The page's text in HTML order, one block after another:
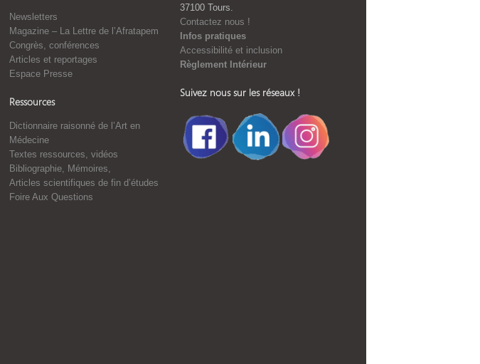
Newsletters
Magazine – La Lettre de l’Afratapem
Congrès, conférences
Articles et reportages
Espace Presse
Ressources
Dictionnaire raisonné de l’Art en
Médecine
Textes ressources, vidéos
Bibliographie, Mémoires,
Articles scientifiques de fin d’études
Foire Aux Questions
37100 Tours.
Contactez nous !
Infos pratiques
Accessibilité et inclusion
Règlement Intérieur
Suivez nous sur les réseaux !